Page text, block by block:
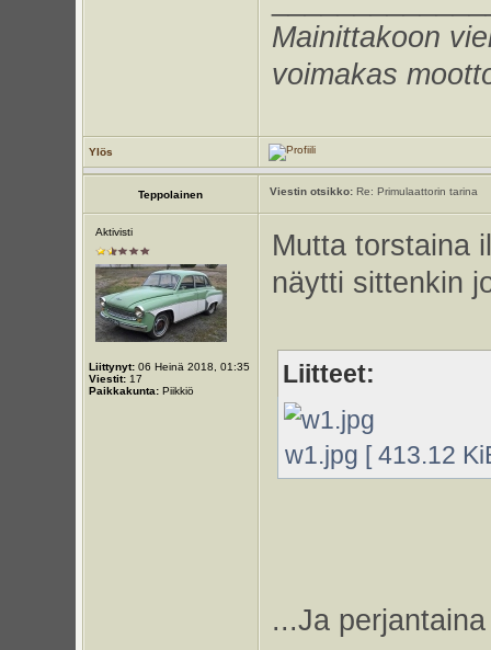
Mainittakoon
voimakas
Ylös
Teppolainen Viestin otsikko:Re: Primulaattorin tarina
Aktivisti
Liittynyt:06 Heinä 2018, 01:35
Viestit:17
Paikkakunta:Piikkiö
Mutta torstaina
näytti sittenkin
Liitteet:
w1.jpg [ 413.12
...Ja